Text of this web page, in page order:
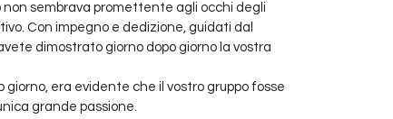
sembrava promettente agli occhi degli
Con impegno e dedizione, guidati dal
dimostrato giorno dopo giorno la vostra
era evidente che il vostro gruppo fosse
grande passione.